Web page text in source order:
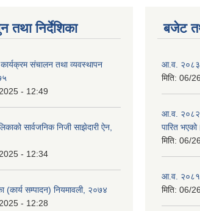
तथा निर्देशिका
संचालन तथा व्यवस्थापन
- 12:49
सार्वजनिक निजी साझेदारी ऐन,
- 12:34
(कार्य सम्पादन) नियमावली, २०७४
- 12:28
बजेट
आ.व. २०८३/
मिति: 06/
आ‍.व.
पारित
मिति: 06/
आ.व. २०८१/
मिति: 06/